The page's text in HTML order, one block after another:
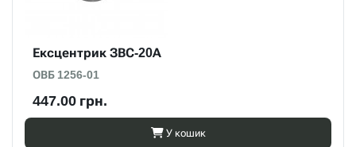
Ексцентрик ЗВС-20А
ОВБ 1256-01
447.00 грн.
У кошик